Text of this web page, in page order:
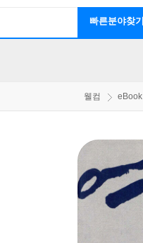
빠른분야찾기
웰컴 eBook